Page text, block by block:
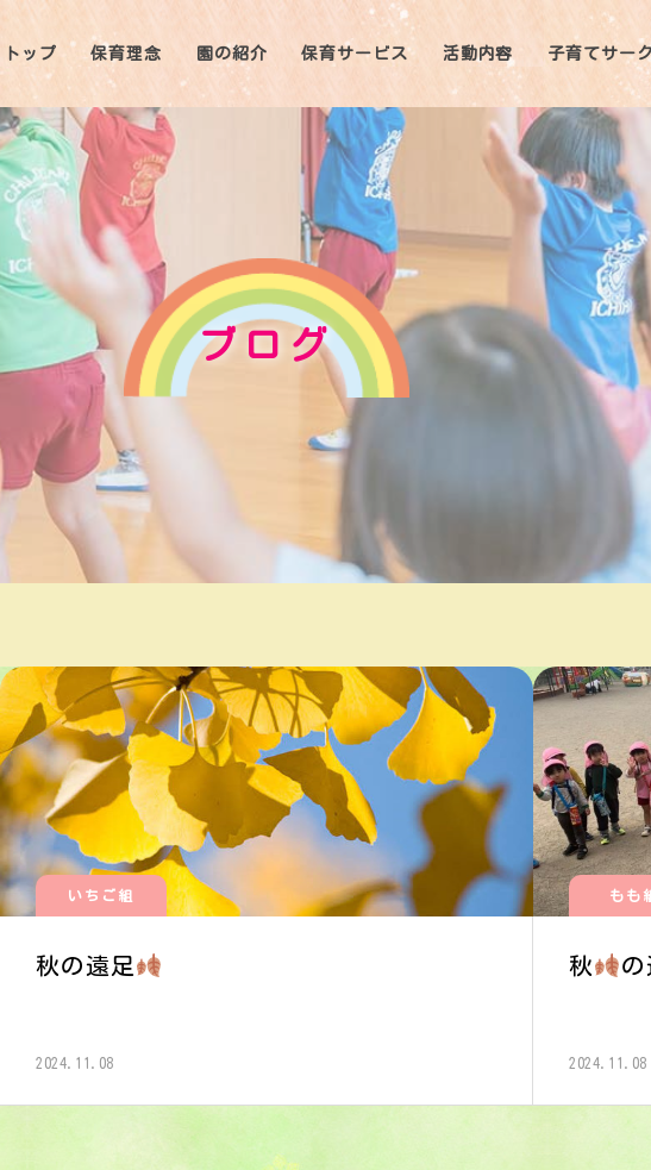
トップ 保育理念 園の紹介 保育サービス 活動内容 子育てサー
ブログ
いちご組
秋の遠足
2024.11.08
もも
秋 の
2024.11.08